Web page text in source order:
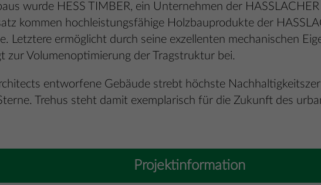
wurde HESS TIMBER, ein Unternehmen der
kommen hochleistungsfähige Holzbauprodukte der
Letztere ermöglicht durch seine exzellenten mechanischen
zur Volumenoptimierung der Tragstruktur bei.
entworfene Gebäude strebt höchste
Trehus steht damit exemplarisch für die Zukunft des
Projektinformation